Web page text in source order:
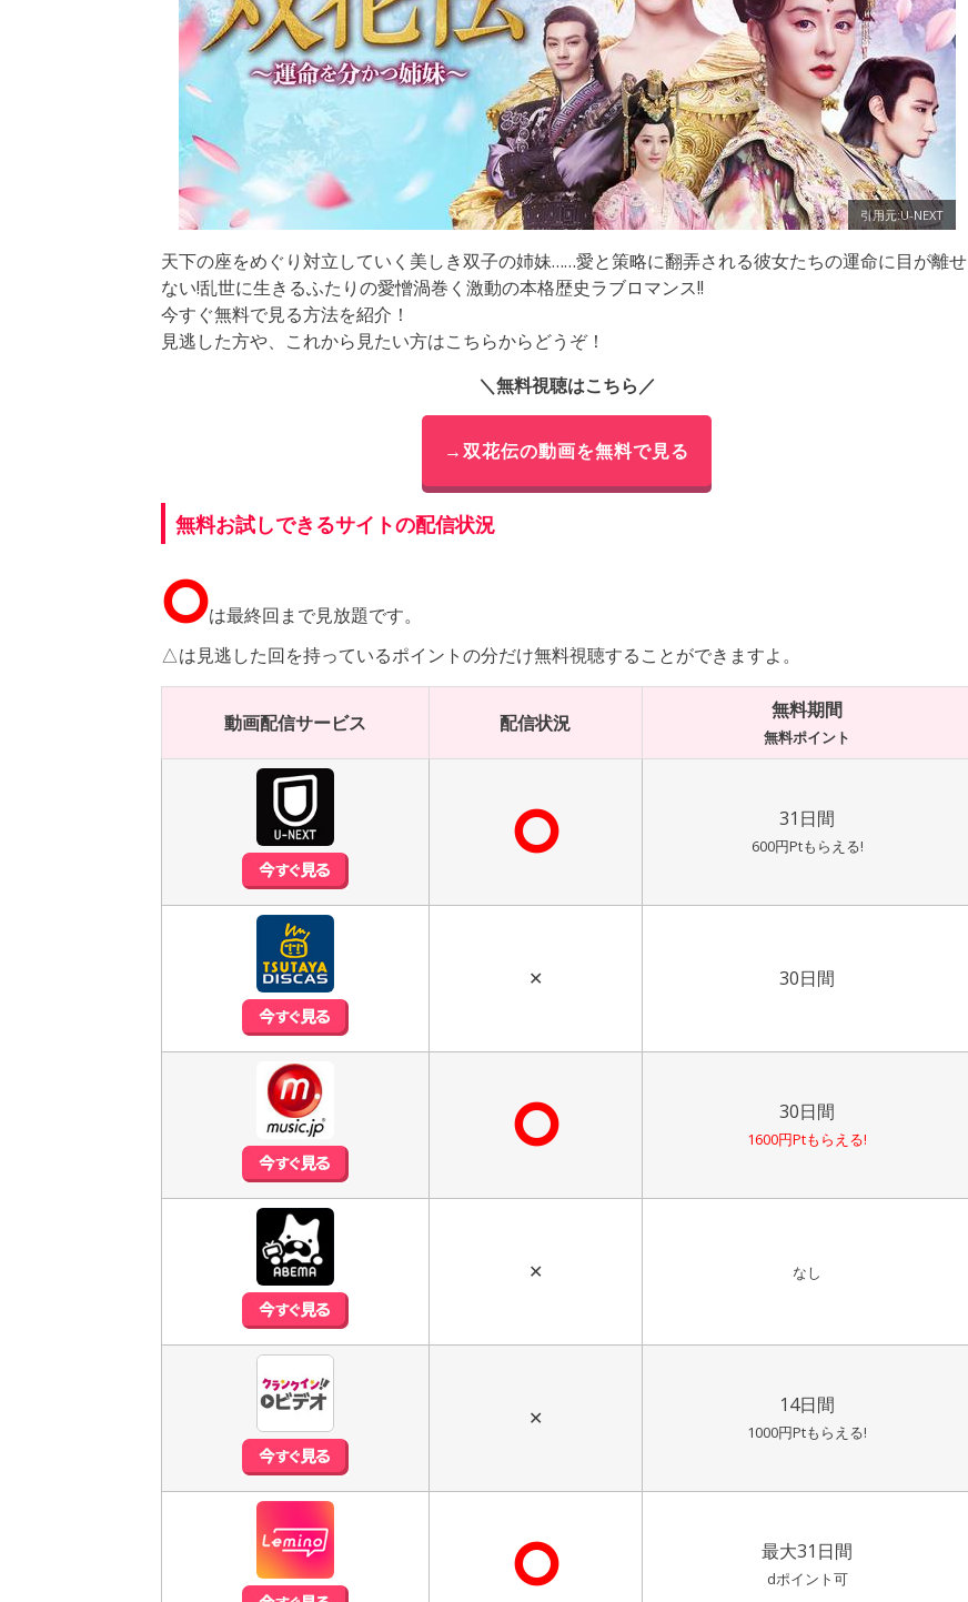
引用元:U-NEXT
天下の座をめぐり対立していく美しき双子の姉妹……愛と策略に翻弄される彼女たちの運命に目が離せ
ない!乱世に生きるふたりの愛憎渦巻く激動の本格歴史ラブロマンス!!
今すぐ無料で見る方法を紹介！
見逃した方や、これから見たい方はこちらからどうぞ！
＼無料視聴はこちら／
→双花伝の動画を無料で見る
無料お試しできるサイトの配信状況
⭘は最終回まで見放題です。
△は見逃した回を持っているポイントの分だけ無料視聴することができますよ。
動画配信サービス 配信状況
無料期間
無料ポイント
⭘ 31日間
600円Ptもらえる!
✕ 30日間
⭘ 30日間
1600円Ptもらえる!
✕ なし
✕
14日間
1000円Ptもらえる!
⭘ 最大31日間
dポイント可